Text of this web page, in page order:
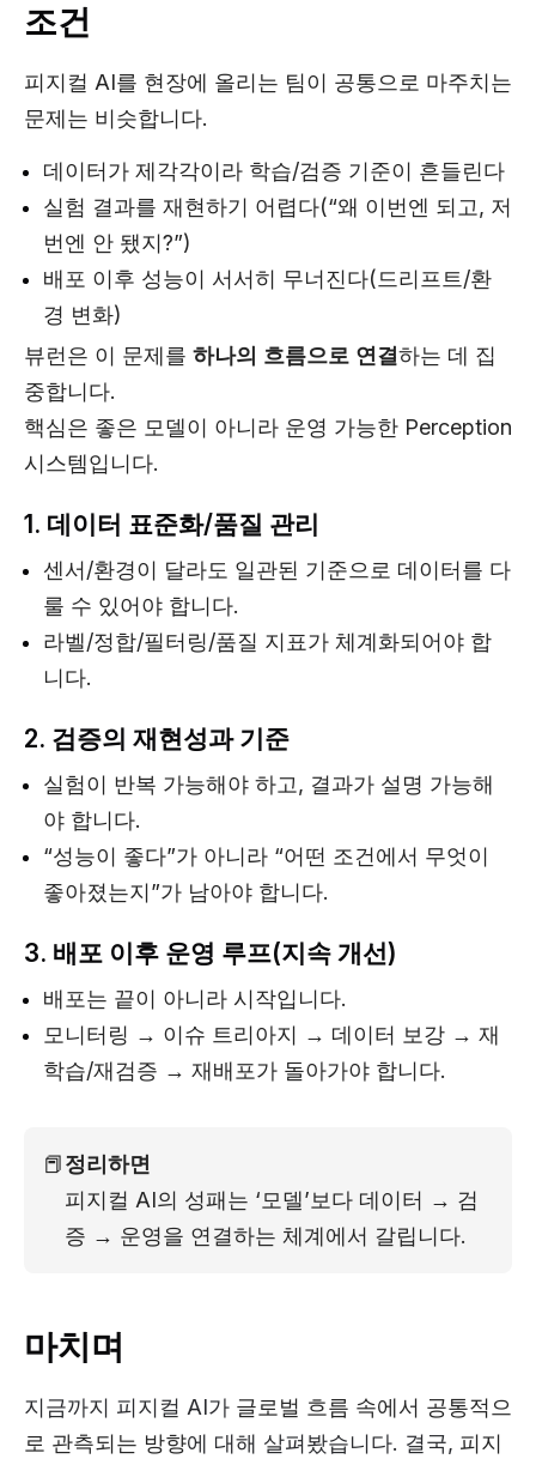
조건
피지컬 AI를 현장에 올리는 팀이 공통으로 마주치는
문제는 비슷합니다.
데이터가 제각각이라 학습/검증 기준이 흔들린다
실험 결과를 재현하기 어렵다(“왜 이번엔 되고, 저
번엔 안 됐지?”)
배포 이후 성능이 서서히 무너진다(드리프트/환
경 변화)
뷰런은 이 문제를 하나의 흐름으로 연결하는 데 집
중합니다.
핵심은 좋은 모델이 아니라 운영 가능한 Perception
시스템입니다.
1. 데이터 표준화/품질 관리
센서/환경이 달라도 일관된 기준으로 데이터를 다
룰 수 있어야 합니다.
라벨/정합/필터링/품질 지표가 체계화되어야 합
니다.
2. 검증의 재현성과 기준
실험이 반복 가능해야 하고, 결과가 설명 가능해
야 합니다.
“성능이 좋다”가 아니라 “어떤 조건에서 무엇이
좋아졌는지”가 남아야 합니다.
3. 배포 이후 운영 루프(지속 개선)
배포는 끝이 아니라 시작입니다.
모니터링 → 이슈 트리아지 → 데이터 보강 → 재
학습/재검증 → 재배포가 돌아가야 합니다.
📕정리하면
피지컬 AI의 성패는 ‘모델’보다 데이터 → 검
증 → 운영을 연결하는 체계에서 갈립니다.
마치며
지금까지 피지컬 AI가 글로벌 흐름 속에서 공통적으
로 관측되는 방향에 대해 살펴봤습니다. 결국, 피지